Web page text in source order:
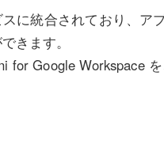
に統合されており、ア
きます。
Google Workspace を